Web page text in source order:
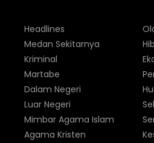
Headlines
Medan Sekitarnya
Kriminal
Martabe
Dalam Negeri
Luar Negeri
Mimbar Agama Islam
Agama Kristen